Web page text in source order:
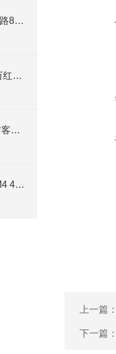
海康威视DS-9664N-M8R 64路8盘位网络高清硬盘录像机
海康DS-2CD2T25D-I3 200万红外防水枪型监控摄像机
DS-K5032-D海康台式测温访客一体机
海康威视DS-7804HGH-F1/M4 4路单盘位同轴录像机
上一篇
下一篇